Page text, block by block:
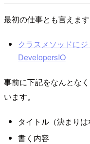
最初の仕事とも言えます
クラスメソッドに
DevelopersIO
事前に下記をなんとな
います。
タイトル（決まりは
書く内容